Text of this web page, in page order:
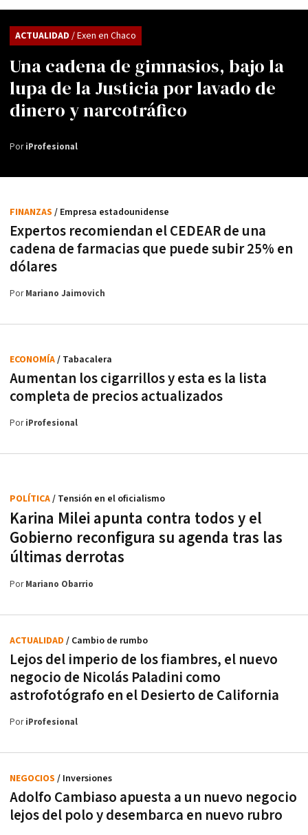
Una cadena de gimnasios, bajo la
lupa de la Justicia por lavado de
dinero y narcotráfico
ACTUALIDAD / Exen en Chaco
PoriProfesional
Expertos recomiendan el CEDEAR de una
cadena de farmacias que puede subir 25% en
dólares
FINANZAS / Empresa estadounidense
PorMariano Jaimovich
Aumentan los cigarrillos y esta es la lista
completa de precios actualizados
ECONOMÍA/ Tabacalera
PoriProfesional
Karina Milei apunta contra todos y el
Gobierno reconfigura su agenda tras las
últimas derrotas
POLÍTICA/ Tensión en el oficialismo
PorMariano Obarrio
Lejos del imperio de los fiambres, el nuevo
negocio de Nicolás Paladini como
astrofotógrafo en el Desierto de California
ACTUALIDAD / Cambio de rumbo
PoriProfesional
Adolfo Cambiaso apuesta a un nuevo negocio
lejos del polo y desembarca en nuevo rubro
NEGOCIOS / Inversiones